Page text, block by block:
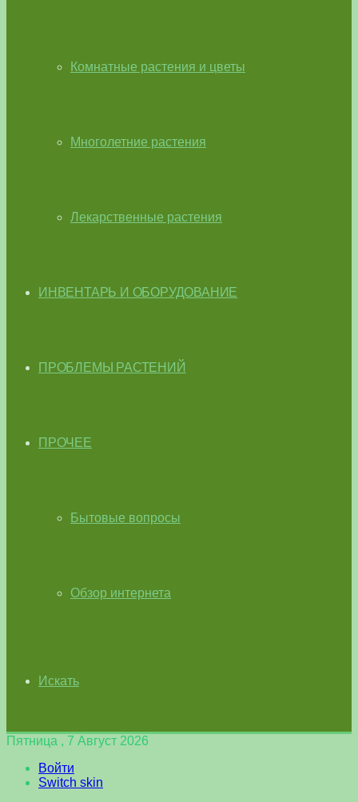
Комнатные растения и цветы
Многолетние растения
Лекарственные растения
ИНВЕНТАРЬ И ОБОРУДОВАНИЕ
ПРОБЛЕМЫ РАСТЕНИЙ
ПРОЧЕЕ
Бытовые вопросы
Обзор интернета
Искать
Пятница , 7 Август 2026
Войти
Switch skin